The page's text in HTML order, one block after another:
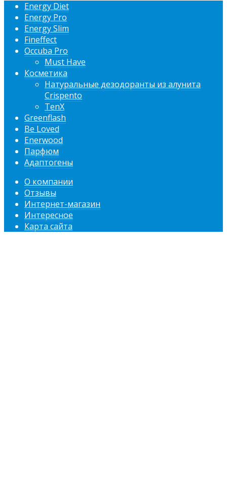
Energy Diet
Energy Pro
Energy Slim
Fineffect
Occuba Pro
Must Have
Косметика
Натуральные дезодоранты из алунита
Crispento
TenX
Greenflash
Be Loved
Enerwood
Парфюм
Адаптогены
О компании
Отзывы
Интернет-магазин
Интересное
Карта сайта